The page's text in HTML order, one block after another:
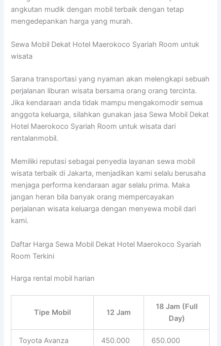
angkutan mudik dengan mobil terbaik dengan tetap
mengedepankan harga yang murah.
Sewa Mobil Dekat Hotel Maerokoco Syariah Room untuk
wisata
Sarana transportasi yang nyaman akan melengkapi sebuah
perjalanan liburan wisata bersama orang orang tercinta.
Jika kendaraan anda tidak mampu mengakomodir semua
anggota keluarga, silahkan gunakan jasa Sewa Mobil Dekat
Hotel Maerokoco Syariah Room untuk wisata dari
rentalanmobil.
Memiliki reputasi sebagai penyedia layanan sewa mobil
wisata terbaik di Jakarta, menjadikan kami selalu berusaha
menjaga performa kendaraan agar selalu prima. Maka
jangan heran bila banyak orang mempercayakan
perjalanan wisata keluarga dengan menyewa mobil dari
kami.
Daftar Harga Sewa Mobil Dekat Hotel Maerokoco Syariah
Room Terkini
Harga rental mobil harian
Tipe Mobil 12 Jam
18 Jam (Full
Day)
Toyota Avanza 450.000 650.000